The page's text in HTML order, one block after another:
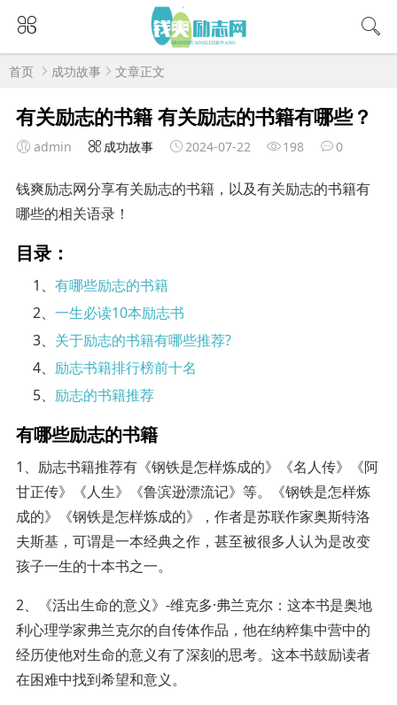
首页 成功故事 文章正文
有关励志的书籍 有关励志的书籍有哪些？
admin 成功故事 2024-07-22 198 0
钱爽励志网分享有关励志的书籍，以及有关励志的书籍有
哪些的相关语录！
目录：
1、有哪些励志的书籍
2、一生必读10本励志书
3、 关于励志的书籍有哪些推荐?
4、 励志书籍排行榜前十名
5、 励志的书籍推荐
有哪些励志的书籍
1、励志书籍推荐有《钢铁是怎样炼成的》《名人传》《阿
甘正传》《人生》《鲁滨逊漂流记》等。《钢铁是怎样炼
成的》《钢铁是怎样炼成的》，作者是苏联作家奥斯特洛
夫斯基，可谓是一本经典之作，甚至被很多人认为是改变
孩子一生的十本书之一。
2、《活出生命的意义》-维克多·弗兰克尔：这本书是奥地
利心理学家弗兰克尔的自传体作品，他在纳粹集中营中的
经历使他对生命的意义有了深刻的思考。这本书鼓励读者
在困难中找到希望和意义。